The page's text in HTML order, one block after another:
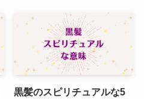
黒髪のスピリチュアルな5